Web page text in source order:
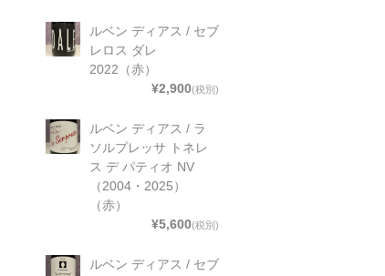
ルベン ディアス / セブ
レロス ダレ
2022（赤）
¥2,900(税別)
ルベン ディアス / ラ
ソルプレッサ トネレ
ス デ パティオ NV
（2004・2025）
（赤）
¥5,600(税別)
ルベン ディアス / セブ